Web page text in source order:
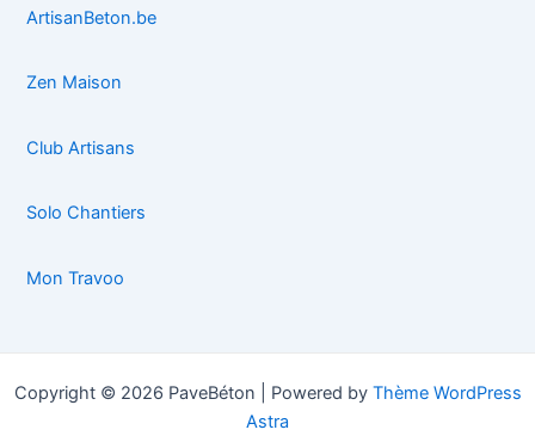
ArtisanBeton.be
Zen Maison
Club Artisans
Solo Chantiers
Mon Travoo
Copyright © 2026 PaveBéton | Powered by Thème WordPress
Astra